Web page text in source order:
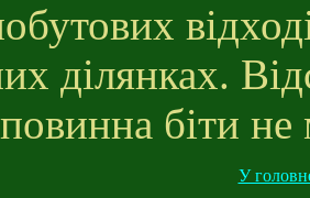
ділянках.
біти
У